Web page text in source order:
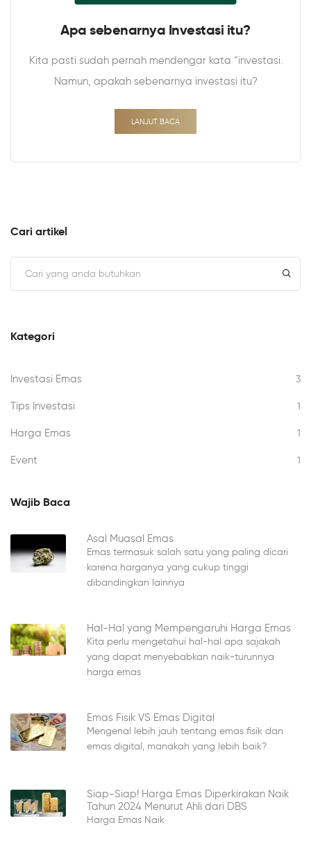
Apa sebenarnya Investasi itu?
Kita pasti sudah pernah mendengar kata “investasi.
Namun, apakah sebenarnya investasi itu?
LANJUT BACA
Cari artikel
Kategori
Investasi Emas 3
Tips Investasi 1
Harga Emas 1
Event 1
Wajib Baca
Asal Muasal Emas
Emas termasuk salah satu yang paling dicari
karena harganya yang cukup tinggi
dibandingkan lainnya
Hal-Hal yang Mempengaruhi Harga Emas
Kita perlu mengetahui hal-hal apa sajakah
yang dapat menyebabkan naik-turunnya
harga emas
Emas Fisik VS Emas Digital
Mengenal lebih jauh tentang emas fisik dan
emas digital, manakah yang lebih baik?
Siap-Siap! Harga Emas Diperkirakan Naik
Tahun 2024 Menurut Ahli dari DBS
Harga Emas Naik